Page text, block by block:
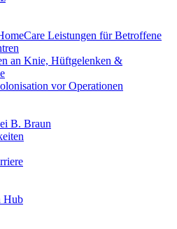
Leistungen für Betroffene
an Knie, Hüftgelenken &
vor Operationen
B. Braun
Hub